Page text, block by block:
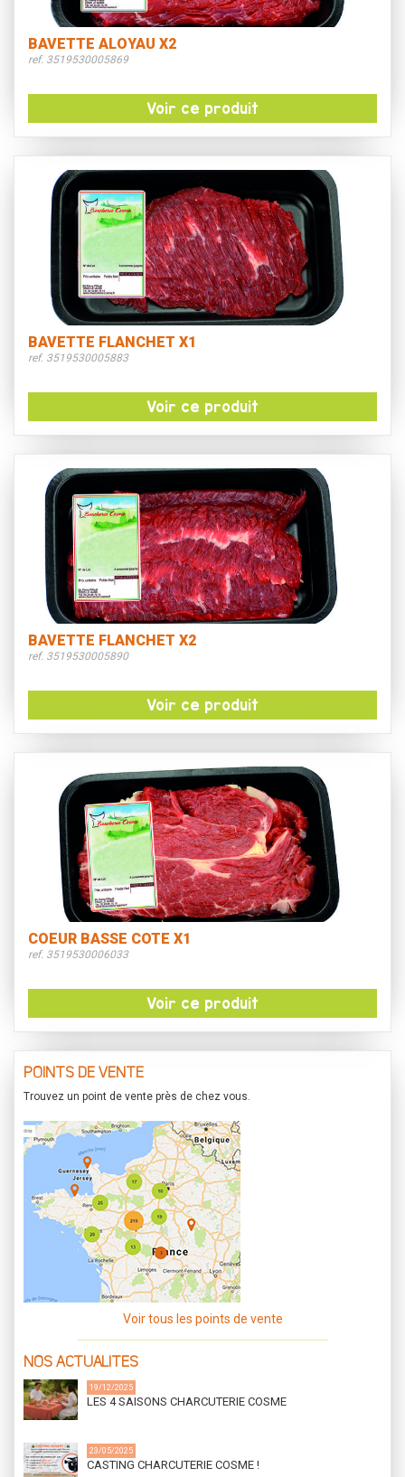
BAVETTE ALOYAU X2
ref. 3519530005869
Voir ce produit
BAVETTE FLANCHET X1
ref. 3519530005883
Voir ce produit
BAVETTE FLANCHET X2
ref. 3519530005890
Voir ce produit
COEUR BASSE COTE X1
ref. 3519530006033
Voir ce produit
POINTS DE VENTE
Trouvez un point de vente près de chez vous.
Voir tous les points de vente
NOS ACTUALITES
19/12/2025
LES 4 SAISONS CHARCUTERIE COSME
23/05/2025
CASTING CHARCUTERIE COSME !